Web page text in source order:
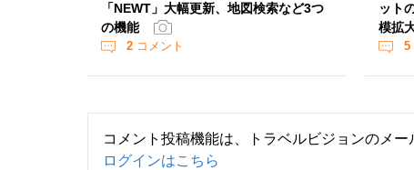
「NEWT」大幅更新、地図検索など3つ
の機能
2 コメント
ット
模拡
5
コメント投稿機能は、トラベルビジョンのメ
ログインはこちら